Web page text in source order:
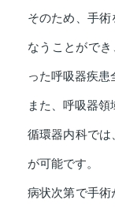
そのため、手術
なうことがで
った呼吸器疾患
また、呼吸器領
循環器内科では
が可能です。
病状次第で手術